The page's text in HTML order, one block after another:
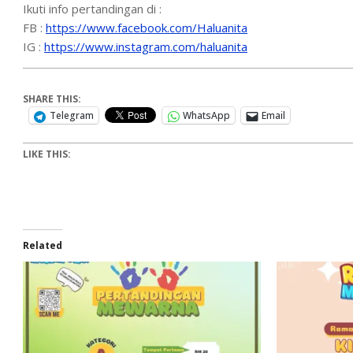
Ikuti info pertandingan di :
FB : https://www.facebook.com/Haluanita
IG : https://www.instagram.com/haluanita
SHARE THIS:
Telegram
WhatsApp Email
LIKE THIS:
Related